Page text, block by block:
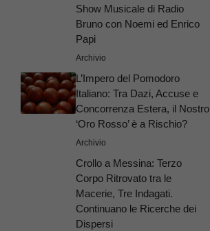
Show Musicale di Radio
Bruno con Noemi ed Enrico
Papi
Archivio
L’Impero del Pomodoro
Italiano: Tra Dazi, Accuse e
Concorrenza Estera, il Nostro
‘Oro Rosso’ è a Rischio?
Archivio
Crollo a Messina: Terzo
Corpo Ritrovato tra le
Macerie, Tre Indagati.
Continuano le Ricerche dei
Dispersi